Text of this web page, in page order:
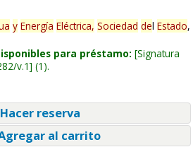
y Energía Eléctrica, Sociedad del Estado,
para préstamo: Signatura
v.1 (1).
reserva
al carrito